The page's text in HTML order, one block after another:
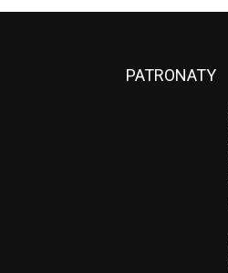
PATRONATY